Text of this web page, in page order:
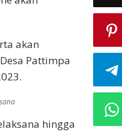
akan
Pattimpa
hingga